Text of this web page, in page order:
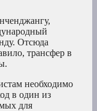
Отсюда
трансфер в
необходимо
в один из
для